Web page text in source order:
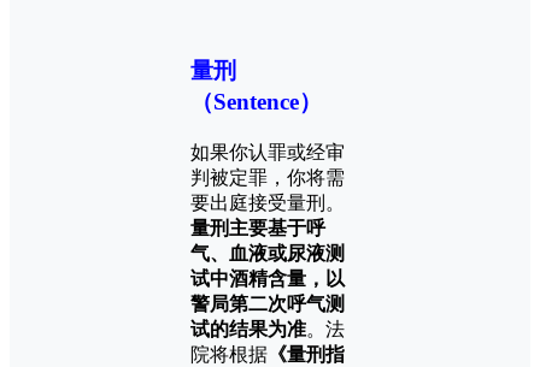
量刑
（Sentence）
如果你认罪或经审
判被定罪，你将需
要出庭接受量刑。
量刑主要基于呼
气、血液或尿液测
试中酒精含量，以
警局第二次呼气测
试的结果为准。法
院将根据 《量刑指